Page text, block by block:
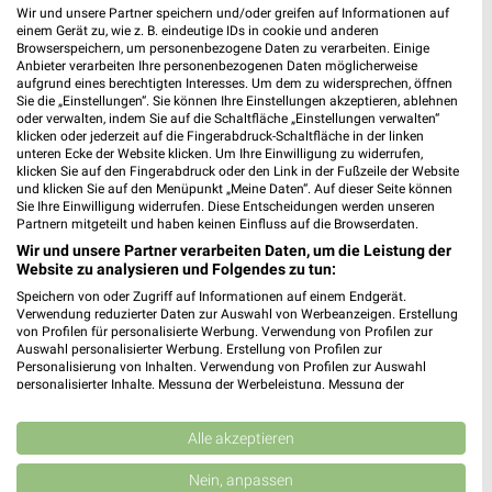
MEHR PROSPEKTE
Wir und unsere Partner speichern und/oder greifen auf Informationen auf
einem Gerät zu, wie z. B. eindeutige IDs in cookie und anderen
Browserspeichern, um personenbezogene Daten zu verarbeiten. Einige
Anbieter verarbeiten Ihre personenbezogenen Daten möglicherweise
aufgrund eines berechtigten Interesses. Um dem zu widersprechen, öffnen
Sie die „Einstellungen“. Sie können Ihre Einstellungen akzeptieren, ablehnen
oder verwalten, indem Sie auf die Schaltfläche „Einstellungen verwalten“
klicken oder jederzeit auf die Fingerabdruck-Schaltfläche in der linken
unteren Ecke der Website klicken. Um Ihre Einwilligung zu widerrufen,
klicken Sie auf den Fingerabdruck oder den Link in der Fußzeile der Website
und klicken Sie auf den Menüpunkt „Meine Daten“. Auf dieser Seite können
Sie Ihre Einwilligung widerrufen. Diese Entscheidungen werden unseren
Partnern mitgeteilt und haben keinen Einfluss auf die Browserdaten.
Wir und unsere Partner verarbeiten Daten, um die Leistung der
Website zu analysieren und Folgendes zu tun:
Speichern von oder Zugriff auf Informationen auf einem Endgerät.
Verwendung reduzierter Daten zur Auswahl von Werbeanzeigen. Erstellung
von Profilen für personalisierte Werbung. Verwendung von Profilen zur
Auswahl personalisierter Werbung. Erstellung von Profilen zur
Personalisierung von Inhalten. Verwendung von Profilen zur Auswahl
personalisierter Inhalte. Messung der Werbeleistung. Messung der
Kombinationen von Daten aus verschiedenen Quellen. Entwicklung und
Verbesserung der Angebote. Verwendung reduzierter Daten zur Auswahl
von Inhalten.
Daten können außerhalb der Europäischen Union weitergegeben und in die
Alle akzeptieren
Nein, anpassen